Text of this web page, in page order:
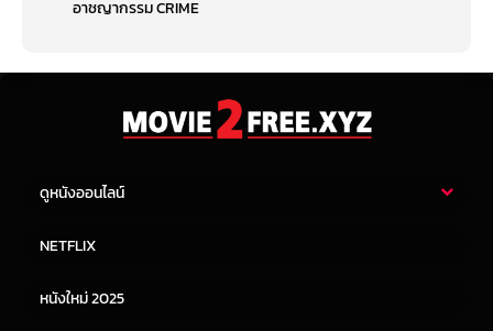
อาชญากรรม CRIME
ดูหนังออนไลน์
หนังจีน
NETFLIX
หนังใหม่ 2025